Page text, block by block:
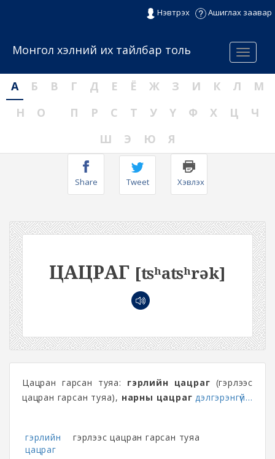
Нэвтрэх Ашиглах заавар
Menu
Монгол хэлний их тайлбар толь
А Б В Г Д Е Ё Ж З И К Л
М
Н
О П Р С Т У Ү Ф Х Ц
Ч
Ш
Э Ю Я
Share Tweet Хэвлэх
ЦАЦРАГ [ʦʰaʦʰrək]
Цацран гарсан туяа: гэрлийн цацраг (гэрлээс
цацран гарсан туяа), нарны цацраг дэлгэрэнгүй...
гэрлийн
цацраг
гэрлээс цацран гарсан туяа